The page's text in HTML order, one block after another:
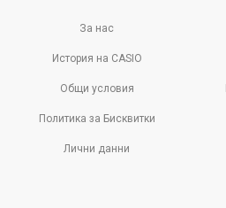
За нас
История на CASIO
Общи условия
Политика за Бисквитки
Лични данни